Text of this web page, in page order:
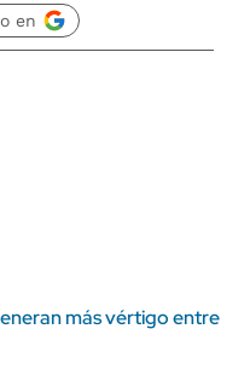
en
más vértigo entre